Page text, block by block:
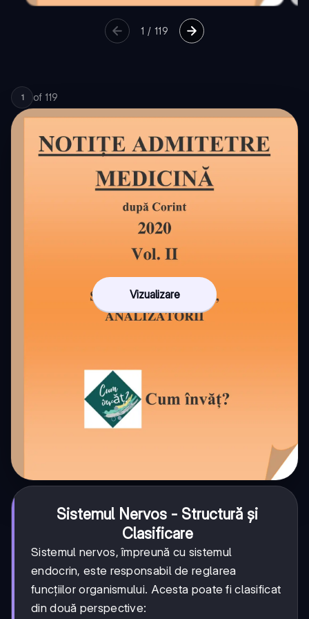
1 / 119
1 of 119
Vizualizare
Sistemul Nervos - Structură și
Clasificare
Sistemul nervos, împreună cu sistemul
endocrin, este responsabil de reglarea
funcțiilor organismului. Acesta poate fi clasificat
din două perspective: